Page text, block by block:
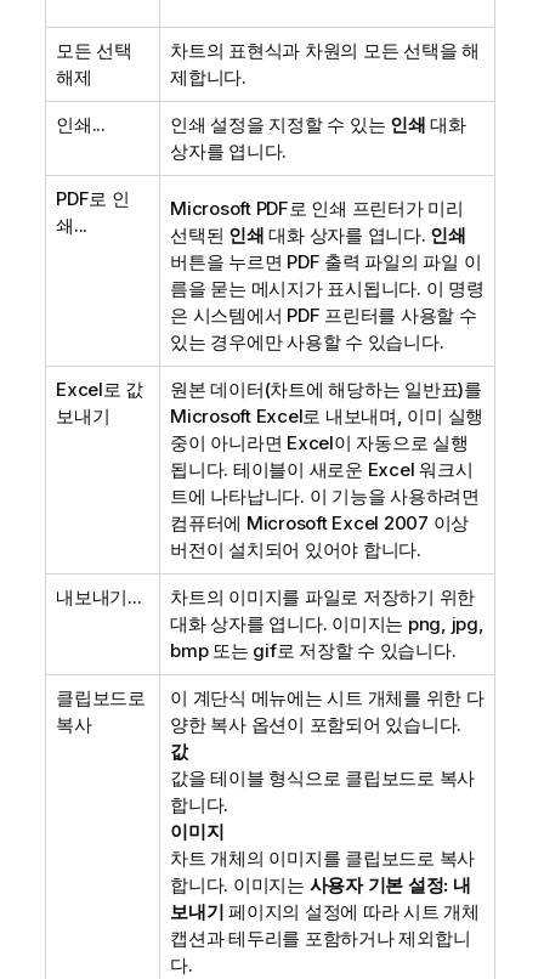
모든 선택
해제
차트의 표현식과 차원의 모든 선택을 해
제합니다.
인쇄... 인쇄 설정을 지정할 수 있는 인쇄 대화
상자를 엽니다.
PDF로 인
쇄...
Microsoft PDF로 인쇄 프린터가 미리
선택된 인쇄 대화 상자를 엽니다. 인쇄
버튼을 누르면 PDF 출력 파일의 파일 이
름을 묻는 메시지가 표시됩니다. 이 명령
은 시스템에서 PDF 프린터를 사용할 수
있는 경우에만 사용할 수 있습니다.
Excel로 값
보내기
원본 데이터(차트에 해당하는 일반표)를
Microsoft Excel로 내보내며, 이미 실행
중이 아니라면 Excel이 자동으로 실행
됩니다. 테이블이 새로운 Excel 워크시
트에 나타납니다. 이 기능을 사용하려면
컴퓨터에 Microsoft Excel 2007 이상
버전이 설치되어 있어야 합니다.
내보내기...
차트의 이미지를 파일로 저장하기 위한
대화 상자를 엽니다. 이미지는 png, jpg,
bmp 또는 gif로 저장할 수 있습니다.
클립보드로
복사
이 계단식 메뉴에는 시트 개체를 위한 다
양한 복사 옵션이 포함되어 있습니다.
값
값을 테이블 형식으로 클립보드로 복사
합니다.
이미지
차트 개체의 이미지를 클립보드로 복사
합니다. 이미지는 사용자 기본 설정: 내
보내기 페이지의 설정에 따라 시트 개체
캡션과 테두리를 포함하거나 제외합니
다.